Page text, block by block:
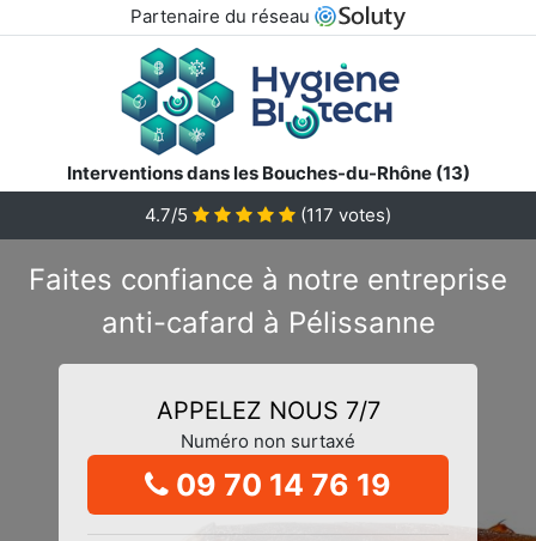
Partenaire du réseau
Interventions dans les Bouches-du-Rhône (13)
4.7/5
(117 votes)
Faites confiance à notre entreprise
anti-cafard à Pélissanne
APPELEZ NOUS 7/7
Numéro non surtaxé
09 70 14 76 19